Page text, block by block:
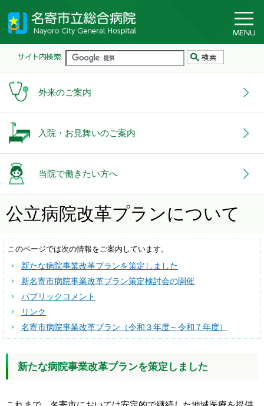
外来のご案内
入院・お見舞いのご案内
当院で働きたい方へ
公立病院改革プランについて
このページでは次の情報をご案内しています。
新たな病院事業改革プランを策定しました
新名寄市病院事業改革プラン策定検討会の開催
パブリックコメント
リンク
名寄市病院事業改革プラン（令和３年度～令和７年度）
新たな病院事業改革プランを策定しました